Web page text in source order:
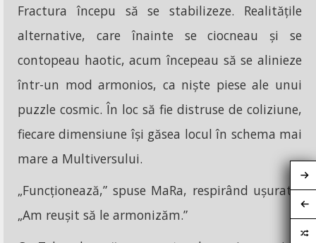
Fractura începu să se stabilizeze. Realitățile
alternative, care înainte se ciocneau și se
contopeau haotic, acum începeau să se alinieze
într-un mod armonios, ca niște piese ale unui
puzzle cosmic. În loc să fie distruse de coliziune,
fiecare dimensiune își găsea locul în schema mai
mare a Multiversului.
„Funcționează,” spuse MaRa, respirând ușurată.
„Am reușit să le armonizăm.”